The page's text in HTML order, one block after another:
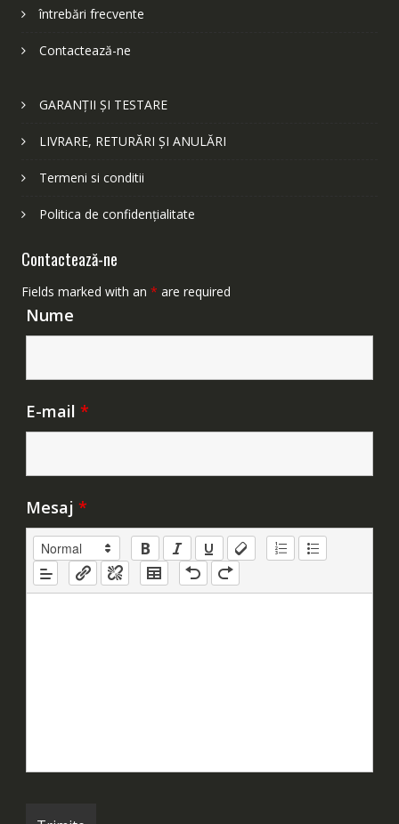
întrebări frecvente
Contactează-ne
GARANȚII ȘI TESTARE
LIVRARE, RETURĂRI ȘI ANULĂRI
Termeni si conditii
Politica de confidențialitate
Contactează-ne
Fields marked with an * are required
Nume
E-mail *
Mesaj *